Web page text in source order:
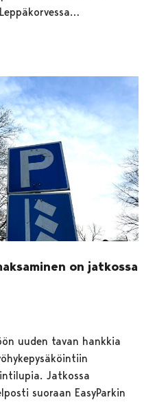
on jatkossa
uuden tavan hankkia
Jatkossa
suoraan EasyParkin